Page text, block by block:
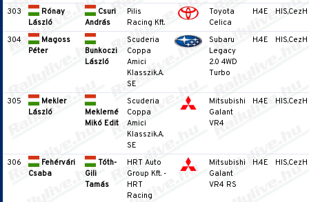
303
Rónay
László
Csuri
András
Pilis
Racing Kft.
Toyota
Celica
H.4E HIS,CezH
304
Magoss
Péter
Bunkoczi
László
Scuderia
Coppa
Amici
Klasszik.A.
SE
Subaru
Legacy
2.0 4WD
Turbo
H.4E HIS,CezH
305
Mekler
László
Meklerné
Mikó Edit
Scuderia
Coppa
Amici
Klasszik.A.
SE
Mitsubishi
Galant
VR4
H.4E HIS,CezH
306
Fehérvári
Csaba
Tóth-
Gili
Tamás
HRT Auto
Group Kft. -
HRT
Racing
Mitsubishi
Galant
VR4 RS
H.4E HIS,CezH